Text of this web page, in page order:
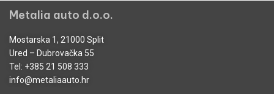
Metalia auto d.o.o.
Mostarska 1, 21000 Split
Ured – Dubrovačka 55
Tel: +385 21 508 333
info@metaliaauto.hr